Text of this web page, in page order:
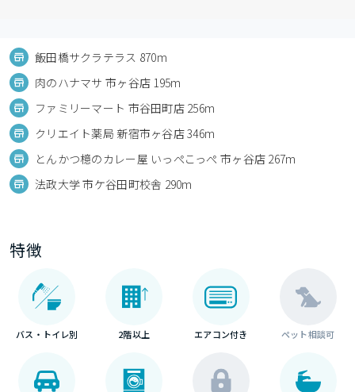
飯田橋サクラテラス 870m
肉のハナマサ 市ヶ谷店 195m
ファミリーマート 市谷田町店 256m
クリエイト薬局 新宿市ヶ谷店 346m
とんかつ檍のカレー屋 いっぺこっぺ 市ヶ谷店 267m
法政大学 市ケ谷田町校舎 290m
特徴
バス・トイレ別 2階以上 エアコン付き ペット相談可